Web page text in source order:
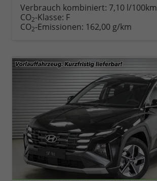
Verbrauch kombiniert: 7,10 l/100km
CO2-Klasse: F
CO2-Emissionen: 162,00 g/km